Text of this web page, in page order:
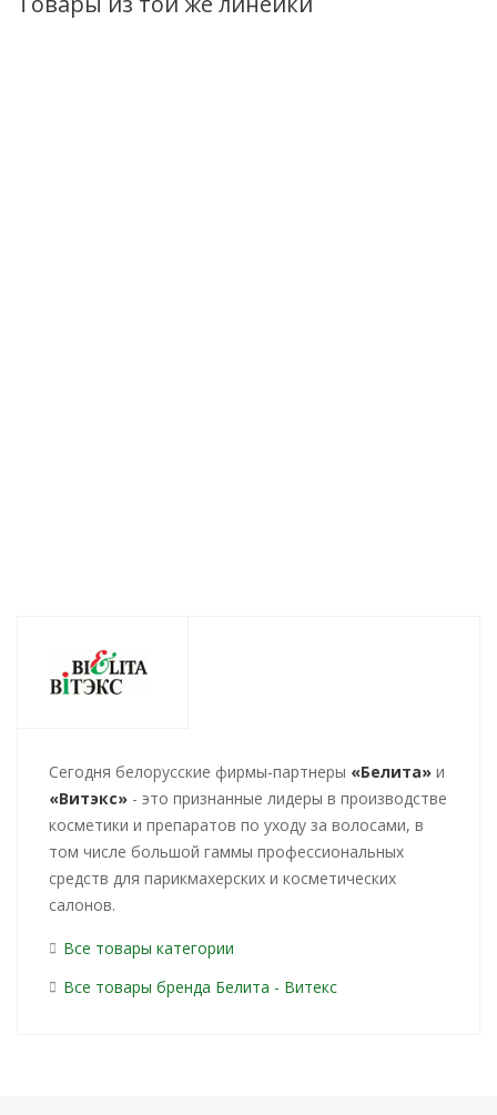
Cегодня белорусские фирмы-партнеры «Белита» и
«Витэкс» - это признанные лидеры в производстве
косметики и препаратов по уходу за волосами, в
том числе большой гаммы профессиональных
средств для парикмахерских и косметических
салонов.
Все товары категории
Все товары бренда Белита - Витекс